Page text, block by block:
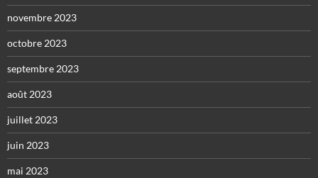
novembre 2023
octobre 2023
septembre 2023
août 2023
juillet 2023
juin 2023
mai 2023